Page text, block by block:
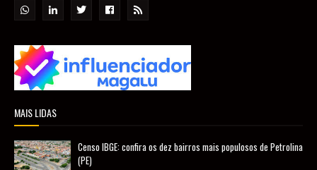
MAIS LIDAS
Censo IBGE: confira os dez bairros mais populosos de Petrolina
(PE)